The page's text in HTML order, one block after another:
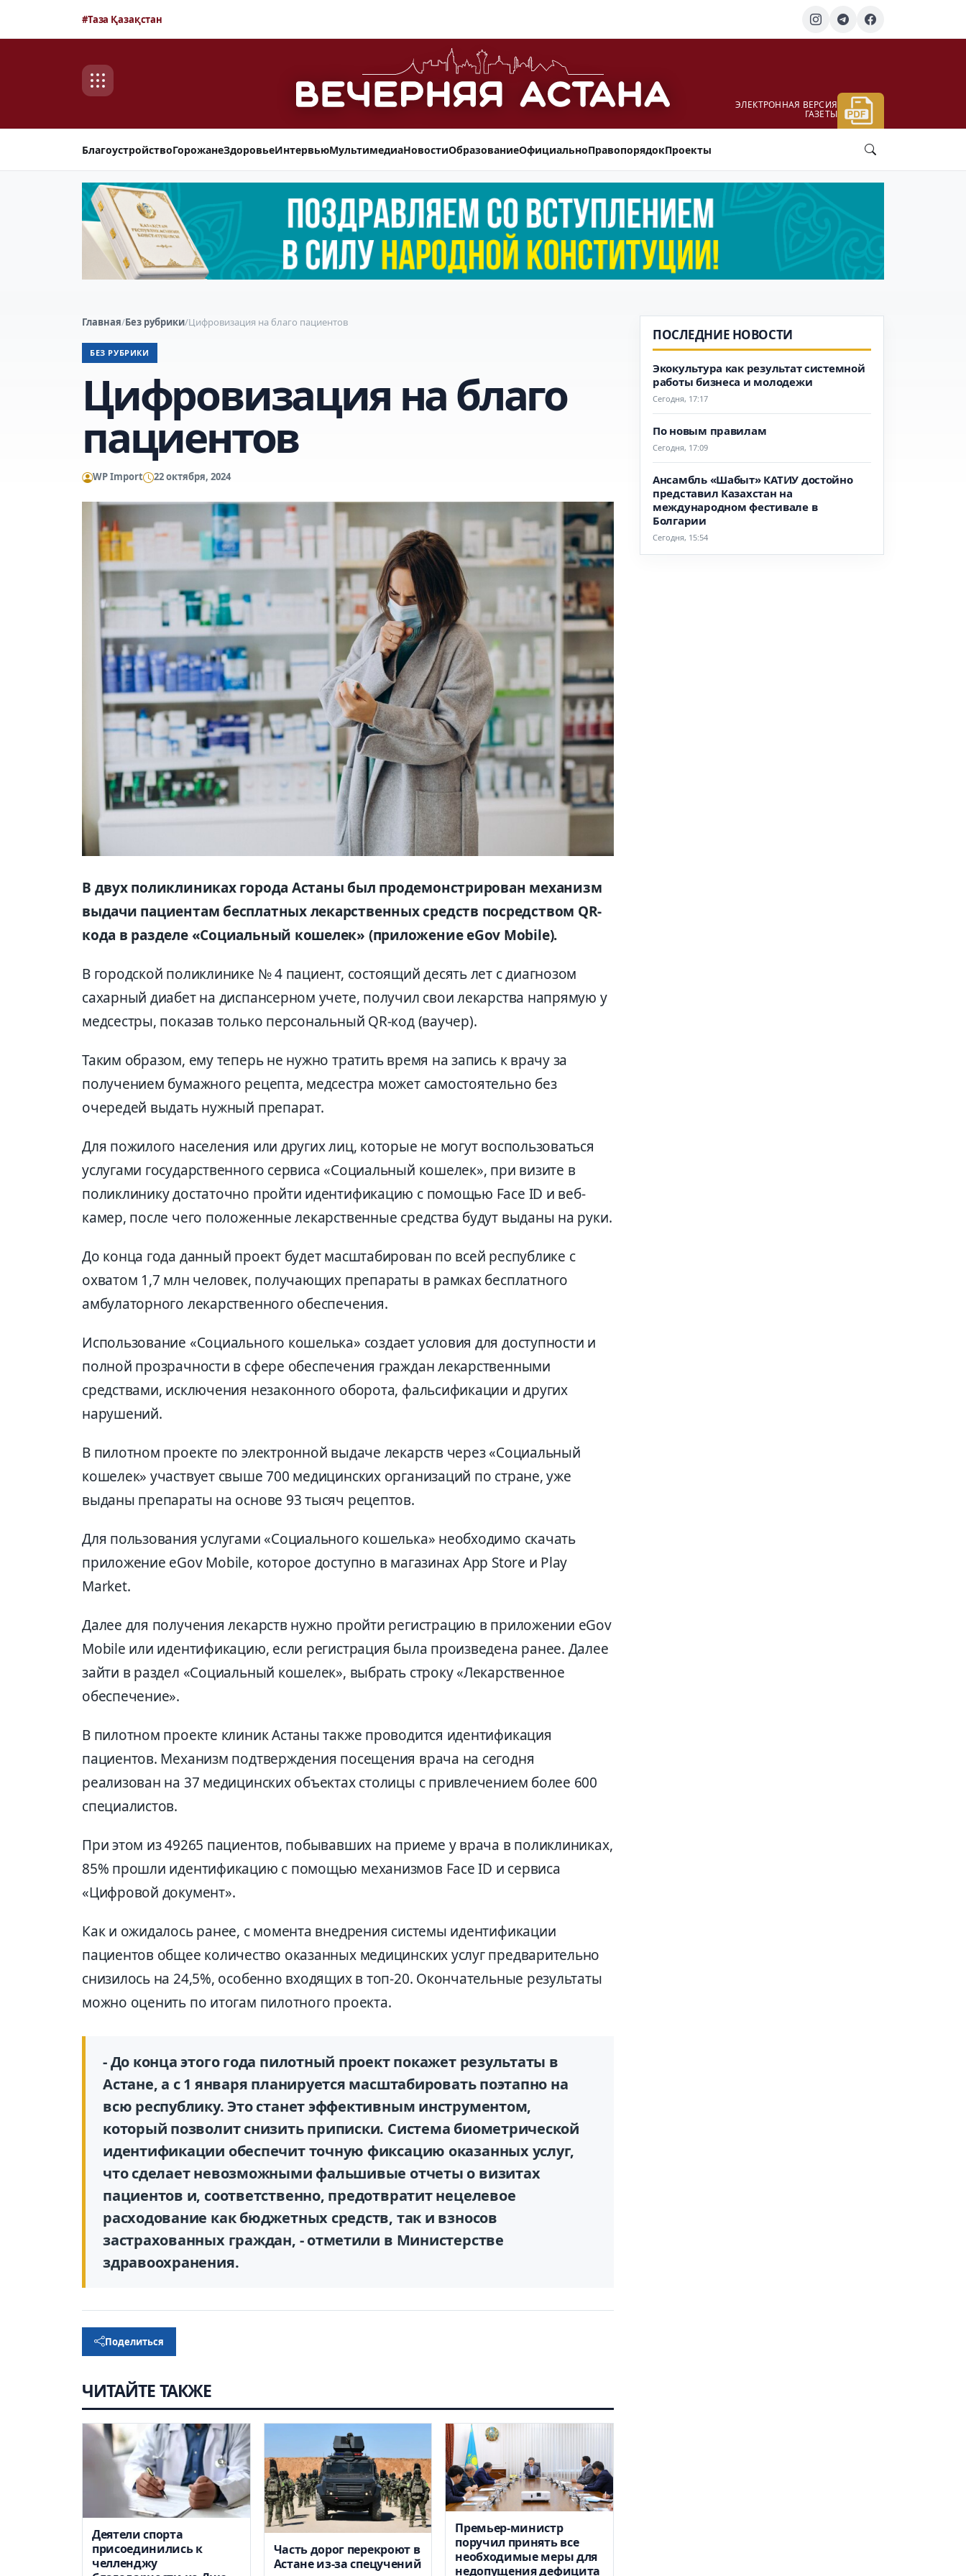
#Таза Қазақстан
ЭЛЕКТРОННАЯ ВЕРСИЯ
ГАЗЕТЫ
БлагоустройствоГорожанеЗдоровьеИнтервьюМультимедиаНовостиОбразованиеОфициальноПравопорядокПроекты
Главная/Без рубрики/Цифровизация на благо пациентов
БЕЗ РУБРИКИ
Цифровизация на благо
пациентов
WP Import 22 октября, 2024
В двух поликлиниках города Астаны был продемонстрирован механизм
выдачи пациентам бесплатных лекарственных средств посредством QR-
кода в разделе «Социальный кошелек» (приложение eGov Mobile).
В городской поликлинике № 4 пациент, состоящий десять лет с диагнозом
сахарный диабет на диспансерном учете, получил свои лекарства напрямую у
медсестры, показав только персональный QR-код (ваучер).
Таким образом, ему теперь не нужно тратить время на запись к врачу за
получением бумажного рецепта, медсестра может самостоятельно без
очередей выдать нужный препарат.
Для пожилого населения или других лиц, которые не могут воспользоваться
услугами государственного сервиса «Социальный кошелек», при визите в
поликлинику достаточно пройти идентификацию с помощью Face ID и веб-
камер, после чего положенные лекарственные средства будут выданы на руки.
До конца года данный проект будет масштабирован по всей республике с
охватом 1,7 млн человек, получающих препараты в рамках бесплатного
амбулаторного лекарственного обеспечения.
Использование «Социального кошелька» создает условия для доступности и
полной прозрачности в сфере обеспечения граждан лекарственными
средствами, исключения незаконного оборота, фальсификации и других
нарушений.
В пилотном проекте по электронной выдаче лекарств через «Социальный
кошелек» участвует свыше 700 медицинских организаций по стране, уже
выданы препараты на основе 93 тысяч рецептов.
Для пользования услугами «Социального кошелька» необходимо скачать
приложение eGov Mobile, которое доступно в магазинах App Store и Play
Market.
Далее для получения лекарств нужно пройти регистрацию в приложении eGov
Mobile или идентификацию, если регистрация была произведена ранее. Далее
зайти в раздел «Социальный кошелек», выбрать строку «Лекарственное
обеспечение».
В пилотном проекте клиник Астаны также проводится идентификация
пациентов. Механизм подтверждения посещения врача на сегодня
реализован на 37 медицинских объектах столицы с привлечением более 600
специалистов.
При этом из 49265 пациентов, побывавших на приеме у врача в поликлиниках,
85% прошли идентификацию с помощью механизмов Face ID и сервиса
«Цифровой документ».
Как и ожидалось ранее, с момента внедрения системы идентификации
пациентов общее количество оказанных медицинских услуг предварительно
снизилось на 24,5%, особенно входящих в топ-20. Окончательные результаты
можно оценить по итогам пилотного проекта.
- До конца этого года пилотный проект покажет результаты в
Астане, а с 1 января планируется масштабировать поэтапно на
всю республику. Это станет эффективным инструментом,
который позволит снизить приписки. Система биометрической
идентификации обеспечит точную фиксацию оказанных услуг,
что сделает невозможными фальшивые отчеты о визитах
пациентов и, соответственно, предотвратит нецелевое
расходование как бюджетных средств, так и взносов
застрахованных граждан, - отметили в Министерстве
здравоохранения.
Поделиться
ЧИТАЙТЕ ТАКЖЕ
Деятели спорта
присоединились к
челленджу
Часть дорог перекроют в
Астане из-за спецучений
Премьер-министр
поручил принять все
необходимые меры для
недопущения дефицита
ПОСЛЕДНИЕ НОВОСТИ
Экокультура как результат системной
работы бизнеса и молодежи
Сегодня, 17:17
По новым правилам
Сегодня, 17:09
Ансамбль «Шабыт» КАТИУ достойно
представил Казахстан на
международном фестивале в
Болгарии
Сегодня, 15:54